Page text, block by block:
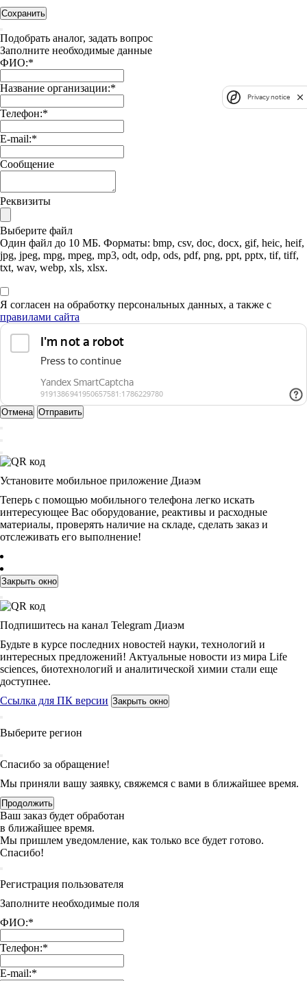
Сохранить
Подобрать аналог, задать вопрос
Заполните необходимые данные
ФИО:*
Название организации:*
Телефон:*
E-mail:*
Сообщение
Реквизиты
Выберите файл
Один файл до 10 МБ. Форматы: bmp, csv, doc, docx, gif, heic, heif,
jpg, jpeg, mpg, mpeg, mp3, odt, odp, ods, pdf, png, ppt, pptx, tif, tiff,
txt, wav, webp, xls, xlsx.
Я согласен на обработку персональных данных, а также с
правилами сайта
Отмена Отправить
Установите мобильное приложение Диаэм
Теперь с помощью мобильного телефона легко искать
интересующее Вас оборудование, реактивы и расходные
материалы, проверять наличие на складе, сделать заказ и
отслеживать его выполнение!
Закрыть окно
Подпишитесь на канал Telegram Диаэм
Будьте в курсе последних новостей науки, технологий и
интересных предложений! Актуальные новости из мира Life
sciences, биотехнологий и аналитической химии стали еще
доступнее.
Ссылка для ПК версии Закрыть окно
Выберите регион
Спасибо за обращение!
Мы приняли вашу заявку, свяжемся с вами в ближайшее время.
Продолжить
Ваш заказ будет обработан
в ближайшее время.
Мы пришлем уведомление, как только все будет готово.
Спасибо!
Регистрация пользователя
Заполните необходимые поля
ФИО:*
Телефон:*
E-mail:*
Privacy notice